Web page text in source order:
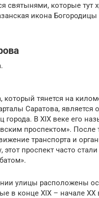
святынями, которые тут
икона
который тянется на
Саратова, является
города. В XIX веке его
проспектом». После
транспорта и
этот проспект часто
улицы расположены
в конце XIX – начале ХХ